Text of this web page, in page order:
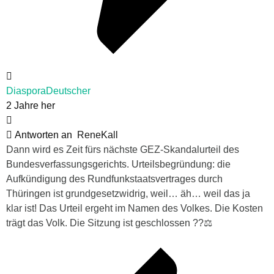
DiasporaDeutscher
2 Jahre her
Antworten an
ReneKall
Dann wird es Zeit fürs nächste GEZ-Skandalurteil des
Bundesverfassungsgerichts. Urteilsbegründung: die
Aufkündigung des Rundfunkstaatsvertrages durch
Thüringen ist grundgesetzwidrig, weil… äh… weil das ja
klar ist! Das Urteil ergeht im Namen des Volkes. Die Kosten
trägt das Volk. Die Sitzung ist geschlossen ??‍⚖️